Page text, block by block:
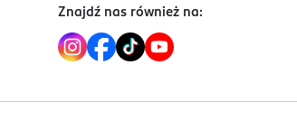
Znajdź nas również na: